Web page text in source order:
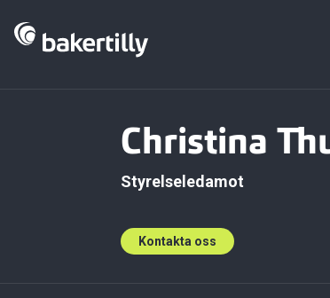
Christina
Styrelseledamot
Kontakta oss